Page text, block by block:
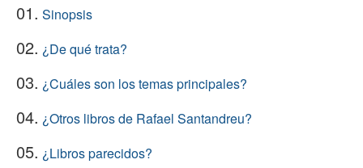
01. Sinopsis
02. ¿De qué trata?
03. ¿Cuáles son los temas principales?
04. ¿Otros libros de Rafael Santandreu?
05. ¿Libros parecidos?